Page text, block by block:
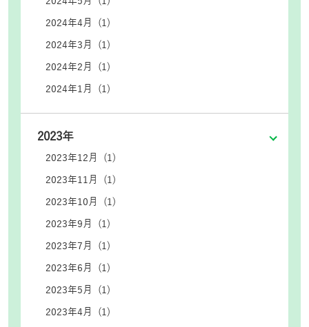
2024年4月 (1)
2024年3月 (1)
2024年2月 (1)
2024年1月 (1)
2023年
2023年12月 (1)
2023年11月 (1)
2023年10月 (1)
2023年9月 (1)
2023年7月 (1)
2023年6月 (1)
2023年5月 (1)
2023年4月 (1)